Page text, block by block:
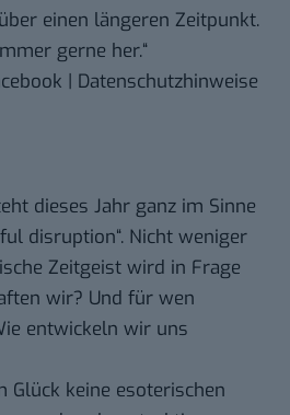
einen längeren Zeitpunkt.
gerne her.“
| Datenschutzhinweise
dieses Jahr ganz im Sinne
disruption“. Nicht weniger
Zeitgeist wird in Frage
wir? Und für wen
entwickeln wir uns
Glück keine esoterischen